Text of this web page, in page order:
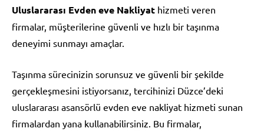
Uluslararası Evden eve Nakliyat hizmeti veren
firmalar, müşterilerine güvenli ve hızlı bir taşınma
deneyimi sunmayı amaçlar.
Taşınma sürecinizin sorunsuz ve güvenli bir şekilde
gerçekleşmesini istiyorsanız, tercihinizi Düzce’deki
uluslararası asansörlü evden eve nakliyat hizmeti sunan
firmalardan yana kullanabilirsiniz. Bu firmalar,